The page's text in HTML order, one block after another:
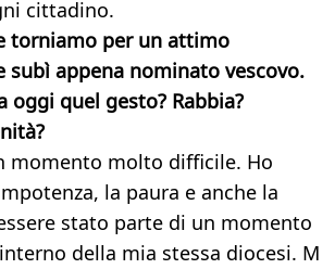
cittadino.
torniamo per un attimo
subì appena nominato vescovo.
oggi quel gesto? Rabbia?
momento molto difficile. Ho
la paura e anche la
stato parte di un momento
della mia stessa diocesi. M